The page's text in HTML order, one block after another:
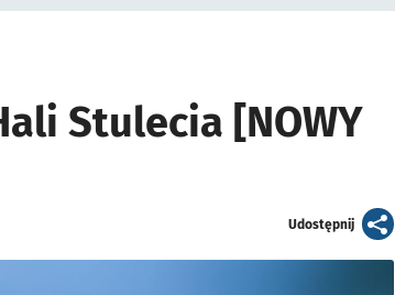
Stulecia [NOWY
Udostępnijartykuł